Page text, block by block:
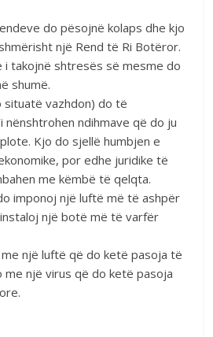
do pësojnë kolaps dhe kjo
një Rend të Ri Botëror.
takojnë shtresës së mesme do
shumë.
situatë vazhdon) do të
nënshtrohen ndihmave që do ju
Kjo do sjellë humbjen e
por edhe juridike të
me këmbë të qelqta.
imponoj një luftë më të ashpër
një botë më të varfër
një luftë që do ketë pasoja të
me një virus që do ketë pasoja